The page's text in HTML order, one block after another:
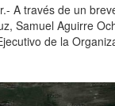
A través de un
Samuel Aguirre
de la